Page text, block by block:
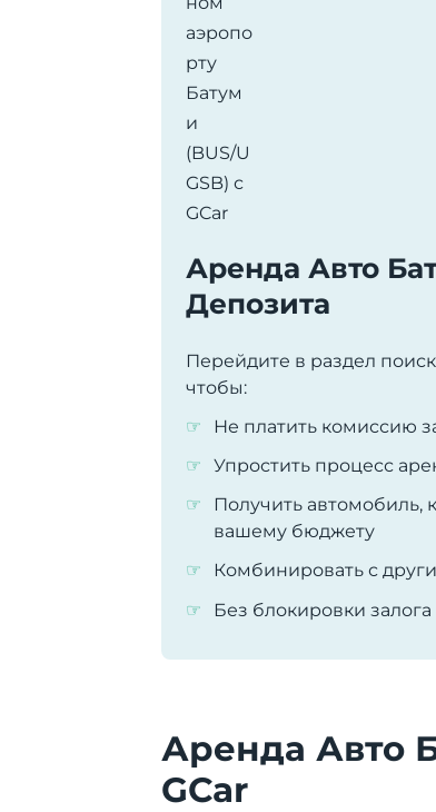
Аренда Авто
Депозита
Перейдите в раздел
чтобы:
Не платить комиссию
Упростить процесс
Получить автомобиль,
вашему бюджету
Комбинировать с
Без блокировки
Аренда Авто
GCar